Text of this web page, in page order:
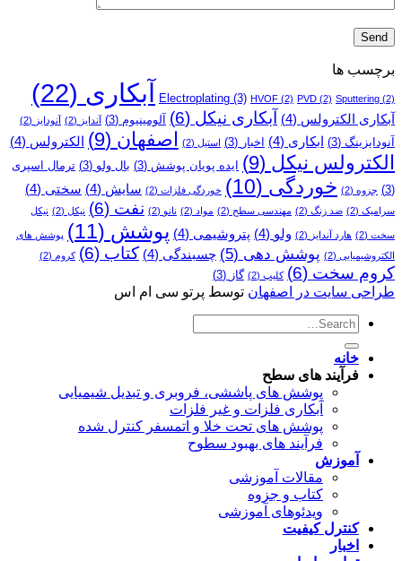
برچسب ها
Electroplating (3) HVOF (2) PVD (2) Sputtering (2) آبکاری (22)
آبکاری الکترولس (4) آبکاری نیکل (6) آلومینیوم (3) آندایز (2) آنودایز (2)
آنودایزینگ (3) ابکاری (4) اخبار (3) استیل (2) اصفهان (9) الکترولس (4)
الکترولس نیکل (9) ایده پویان پوشش (3) بال ولو (3)
ترمال اسپری
(3)
جزوه (2) خوردگی (10) خوردگی فلزات (2) سایش (4) سختی (4)
سرامیک (2) ضد زنگ (2) مهندسی سطح (2) مواد (2) نانو (2) نفت (6) نیکل (2) نیکل
سخت (2) هارد آندایز (2) ولو (4) پتروشیمی (4) پوشش (11)
پوشش­ های
الکتروشیمیایی (2) پوشش دهی (5) چسبندگی (4) کتاب (6) کروم (2)
کروم سخت (6) کلیپ (2) گاز (3)
طراحی سایت در اصفهان توسط پرتو سی ام اس
خانه
فرآیند های سطح
پوشش های پاششی، فروبری و تبدیل شیمیایی
آبکاری فلزات و غیر فلزات
پوشش های تحت خلا و اتمسفر کنترل شده
فرآیند های بهبود سطوح
آموزش
مقالات آموزشی
کتاب و جزوه
ویدئوهای آموزشی
کنترل کیفیت
اخبار